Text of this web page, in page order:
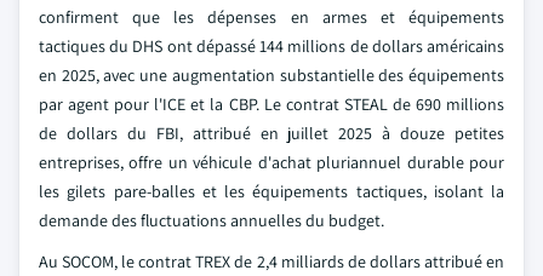
confirment que les dépenses en armes et équipements
tactiques du DHS ont dépassé 144 millions de dollars américains
en 2025, avec une augmentation substantielle des équipements
par agent pour l'ICE et la CBP. Le contrat STEAL de 690 millions
de dollars du FBI, attribué en juillet 2025 à douze petites
entreprises, offre un véhicule d'achat pluriannuel durable pour
les gilets pare-balles et les équipements tactiques, isolant la
demande des fluctuations annuelles du budget.
Au SOCOM, le contrat TREX de 2,4 milliards de dollars attribué en